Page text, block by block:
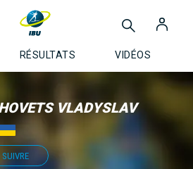
RÉSULTATS VIDÉOS
VLADYSLAV
SUIVRE